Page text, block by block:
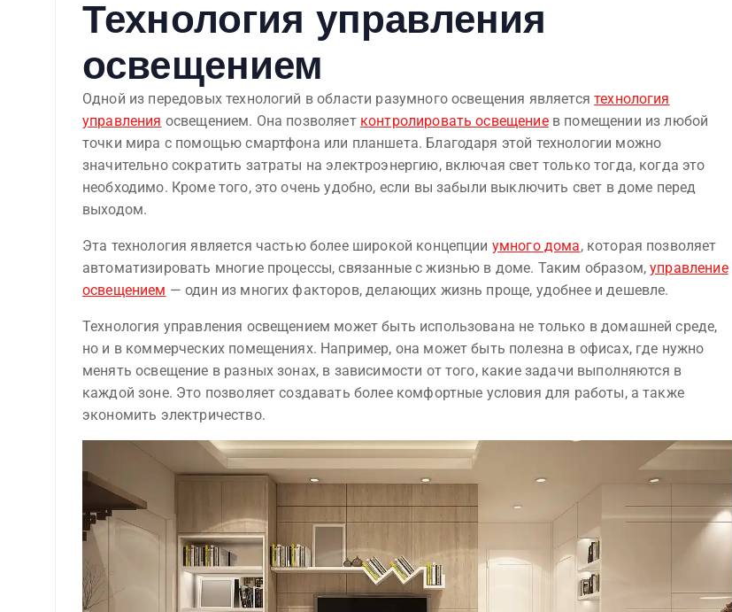
Технология управления
освещением
Одной из передовых технологий в области разумного освещения являетсятехнология
управления освещением. Она позволяет контролировать освещениев помещении из любой
точки мира с помощью смартфона или планшета. Благодаря этой технологии можно
значительно сократить затраты на электроэнергию, включая свет только тогда, когда это
необходимо. Кроме того, это очень удобно, если вы забыли выключить свет в доме перед
выходом.
Эта технология является частью более широкой концепции умного дома, которая позволяет
автоматизировать многие процессы, связанные с жизнью в доме. Таким образом,управление
освещением — один из многих факторов, делающих жизнь проще, удобнее и дешевле.
Технология управления освещением может быть использована не только в домашней среде,
но и в коммерческих помещениях. Например, она может быть полезна в офисах, где нужно
менять освещение в разных зонах, в зависимости от того, какие задачи выполняются в
каждой зоне. Это позволяет создавать более комфортные условия для работы, а также
экономить электричество.